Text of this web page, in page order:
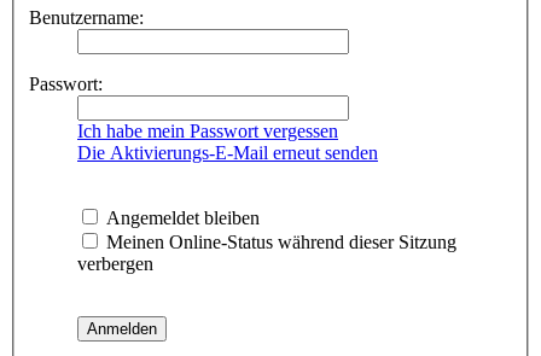
Benutzername:
Passwort:
Ich habe mein Passwort vergessen
Die Aktivierungs-E-Mail erneut senden
Angemeldet bleiben
Meinen Online-Status während dieser Sitzung
verbergen